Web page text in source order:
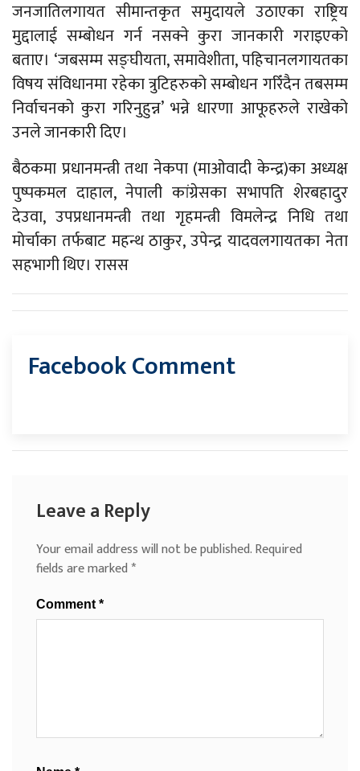
जनजातिलगायत सीमान्तकृत समुदायले उठाएका राष्ट्रिय
मुद्दालाई सम्बोधन गर्न नसक्ने कुरा जानकारी गराइएको
बताए। ‘जबसम्म सङ्घीयता, समावेशीता, पहिचानलगायतका
विषय संविधानमा रहेका त्रुटिहरुको सम्बोधन गरिँदैन तबसम्म
निर्वाचनको कुरा गरिनुहुन्न’ भन्ने धारणा आफूहरुले राखेको
उनले जानकारी दिए।
बैठकमा प्रधानमन्त्री तथा नेकपा (माओवादी केन्द्र)का अध्यक्ष
पुष्पकमल दाहाल, नेपाली कांग्रेसका सभापति शेरबहादुर
देउवा, उपप्रधानमन्त्री तथा गृहमन्त्री विमलेन्द्र निधि तथा
मोर्चाका तर्फबाट महन्थ ठाकुर, उपेन्द्र यादवलगायतका नेता
सहभागी थिए। रासस
Facebook Comment
Leave a Reply
Your email address will not be published.Required
fields are marked*
Comment *